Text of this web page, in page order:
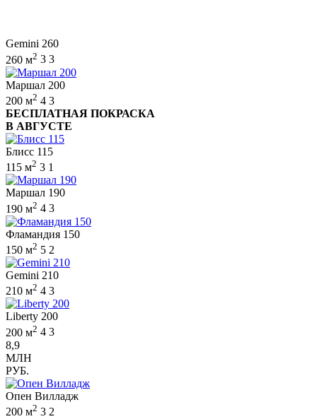
Gemini 260
260 м2 3 3
Маршал 200
200 м2 4 3
БЕСПЛАТНАЯ ПОКРАСКА
В АВГУСТЕ
Блисс 115
115 м2 3 1
Маршал 190
190 м2 4 3
Фламандия 150
150 м2 5 2
Gemini 210
210 м2 4 3
Liberty 200
200 м2 4 3
8,9
МЛН
РУБ.
Опен Вилладж
200 м2 3 2